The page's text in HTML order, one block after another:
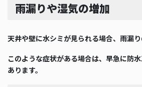
雨漏りや湿気の増加
天井や壁に水シミが見られる場合、雨漏り
このような症状がある場合は、早急に防
あります。